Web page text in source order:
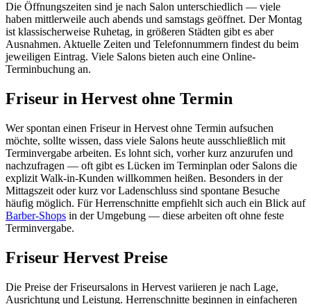
Die Öffnungszeiten sind je nach Salon unterschiedlich — viele
haben mittlerweile auch abends und samstags geöffnet. Der Montag
ist klassischerweise Ruhetag, in größeren Städten gibt es aber
Ausnahmen. Aktuelle Zeiten und Telefonnummern findest du beim
jeweiligen Eintrag. Viele Salons bieten auch eine Online-
Terminbuchung an.
Friseur in Hervest ohne Termin
Wer spontan einen Friseur in Hervest ohne Termin aufsuchen
möchte, sollte wissen, dass viele Salons heute ausschließlich mit
Terminvergabe arbeiten. Es lohnt sich, vorher kurz anzurufen und
nachzufragen — oft gibt es Lücken im Terminplan oder Salons die
explizit Walk-in-Kunden willkommen heißen. Besonders in der
Mittagszeit oder kurz vor Ladenschluss sind spontane Besuche
häufig möglich. Für Herrenschnitte empfiehlt sich auch ein Blick auf
Barber-Shops in der Umgebung — diese arbeiten oft ohne feste
Terminvergabe.
Friseur Hervest Preise
Die Preise der Friseursalons in Hervest variieren je nach Lage,
Ausrichtung und Leistung. Herrenschnitte beginnen in einfacheren